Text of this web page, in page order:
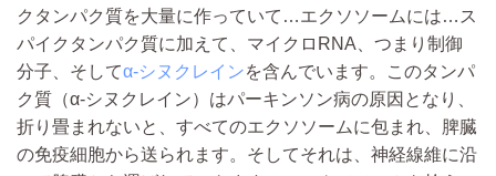
クタンパク質を大量に作っていて…エクソソームには…ス
パイクタンパク質に加えて、マイクロRNA、つまり制御
分子、そしてα-シヌクレインを含んでいます。このタンパ
ク質（α-シヌクレイン）はパーキンソン病の原因となり、
折り畳まれないと、すべてのエクソソームに包まれ、脾臓
の免疫細胞から送られます。そしてそれは、神経線維に沿